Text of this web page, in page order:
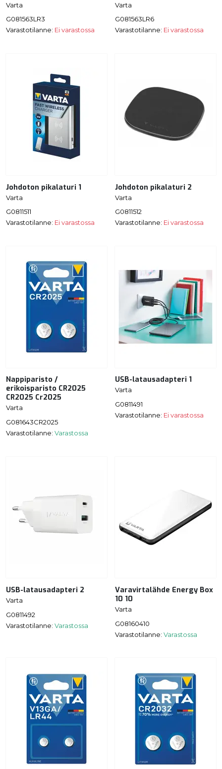
Varta
G081563LR3
Varastotilanne: Ei varastossa
Varta
G081563LR6
Varastotilanne: Ei varastossa
Johdoton pikalaturi 1
Varta
G0811511
Varastotilanne: Ei varastossa
Johdoton pikalaturi 2
Varta
G0811512
Varastotilanne: Ei varastossa
Nappiparisto /
erikoisparisto CR2025
CR2025 Cr2025
Varta
G081643CR2025
Varastotilanne: Varastossa
USB-latausadapteri 1
Varta
G0811491
Varastotilanne: Ei varastossa
USB-latausadapteri 2
Varta
G0811492
Varastotilanne: Varastossa
Varavirtalähde Energy Box
10 10
Varta
G08160410
Varastotilanne: Varastossa